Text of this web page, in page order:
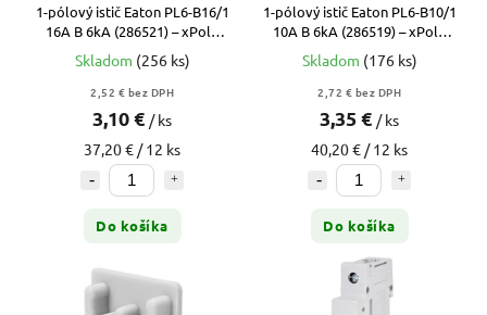
1-pólový istič Eaton PL6-B16/1
16A B 6kA (286521) – xPole
Moeller
Skladom (256 ks)
2,52 € bez DPH
3,10 € / ks
37,20 € / 12 ks
Do košíka
1-pólový istič Eaton PL6-B10/1
10A B 6kA (286519) – xPole
Moeller
Skladom (176 ks)
2,72 € bez DPH
3,35 € / ks
40,20 € / 12 ks
Do košíka